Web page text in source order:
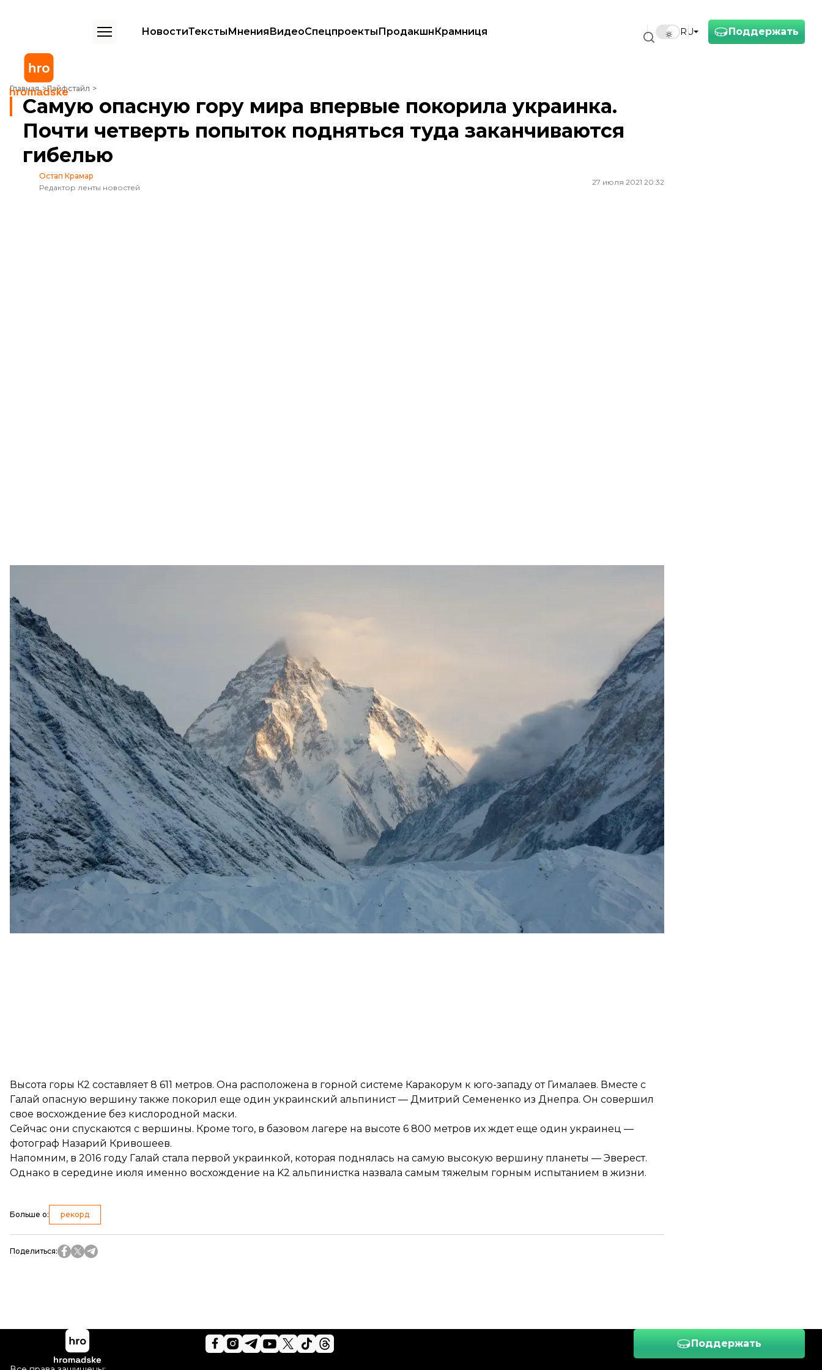
Поддержать
RU
НовостиТекстыМненияВидеоСпецпроектыПродакшнКрамниця
Главная Лайфстайл
Самую опасную гору мира впервые покорила украинка. Почти четверть попыток подняться туда заканчиваются гибелью
Самую опасную гору мира впервые покорила украинка.
Почти четверть попыток подняться туда заканчиваются
гибелью
Остап Крамар
Редактор ленты новостей
27 июля 2021 20:32
Ирина Галай стала первой украинкой, которой удалось подняться на вторую по высоте горную вершину планеты — К2
(Чогори). Эта гора является для альпинистов самой опасной в мире.
Об этомсообщает
Гора К2 известна тем, что на нее очень сложно взбираться. Эту вершину также называют дикой горой или горой-убийцей. А
все потому, что уровень смертности при попытках покорить К2 составляет рекордные 23%. То есть почти каждый четвертый
альпинист не выживает, пытаясь достичь вершины К2.
Высота горы К2 составляет 8 611 метров. Она расположена в горной системе Каракорум к юго-западу от Гималаев. Вместе с
Галай опасную вершину также покорил еще один украинский альпинист — Дмитрий Семененко из Днепра. Он совершил
свое восхождение без кислородной маски.
Сейчас они спускаются с вершины. Кроме того, в базовом лагере на высоте 6 800 метров их ждет еще один украинец —
фотограф Назарий Кривошеев.
Напомним, в 2016 году Галай стала первой украинкой, которая поднялась на самую высокую вершину планеты — Эверест.
Однако в середине июля именно восхождение на K2 альпинистка назвала самым тяжелым горным испытанием в жизни.
Больше о: рекорд
Поделиться:
Поддержать